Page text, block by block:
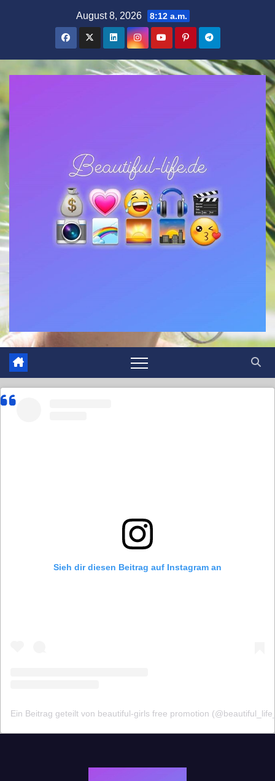
August 8, 2026 8:12 a.m.
Sieh dir diesen Beitrag auf Instagram an
Ein Beitrag geteilt von beautiful-girls free promotion